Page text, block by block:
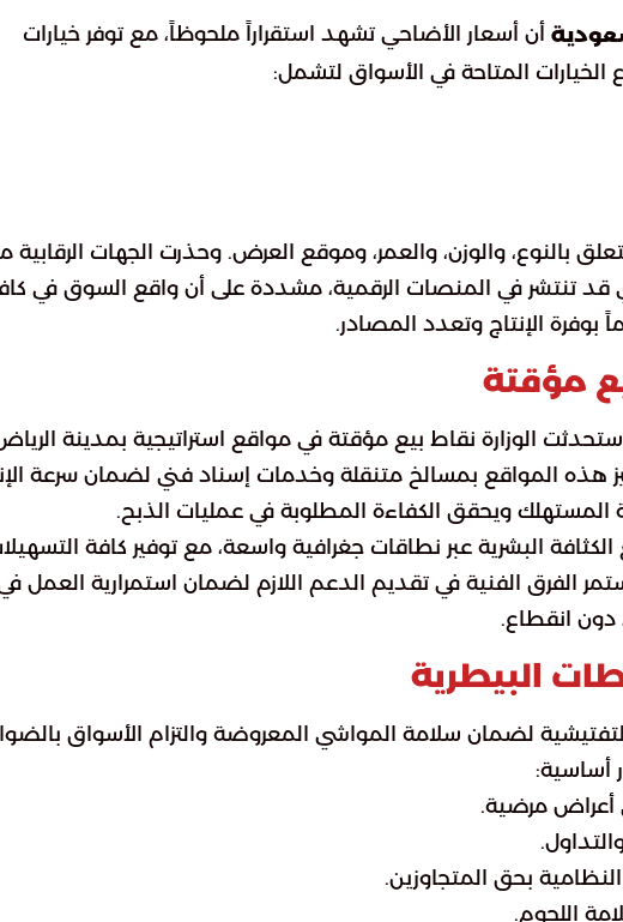
أن أسعار الأضاحي تشهد استقراراً ملحوظاً، مع توفر خيارات
الخيارات المتاحة في الأسواق لتشمل:
بالنوع، والوزن، والعمر، وموقع العرض. وحذرت الجهات الرقابية
قد تنتشر في المنصات الرقمية، مشددة على أن واقع السوق في
الإنتاج وتعدد المصادر.
مؤقتة
الوزارة نقاط بيع مؤقتة في مواقع استراتيجية بمدينة
هذه المواقع بمسالخ متنقلة وخدمات إسناد فني لضمان سرعة
المستهلك ويحقق الكفاءة المطلوبة في عمليات الذبح.
البشرية عبر نطاقات جغرافية واسعة، مع توفير كافة
الفرق الفنية في تقديم الدعم اللازم لضمان استمرارية العمل
دون انقطاع.
البيطرية
لضمان سلامة المواشي المعروضة والتزام الأسواق
أساسية:
أعراض مرضية.
بحق المتجاوزين.
اللحوم.